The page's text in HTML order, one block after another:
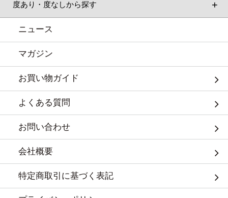
度あり・度なしから探す
ニュース
マガジン
お買い物ガイド
よくある質問
お問い合わせ
会社概要
特定商取引に基づく表記